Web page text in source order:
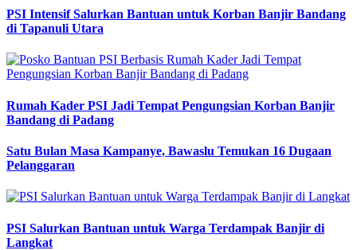
PSI Intensif Salurkan Bantuan untuk Korban Banjir Bandang
di Tapanuli Utara
Rumah Kader PSI Jadi Tempat Pengungsian Korban Banjir
Bandang di Padang
Satu Bulan Masa Kampanye, Bawaslu Temukan 16 Dugaan
Pelanggaran
PSI Salurkan Bantuan untuk Warga Terdampak Banjir di
Langkat